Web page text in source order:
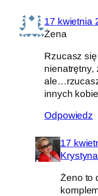
17 kwietnia
Żena
Rzucasz
nienatrętny,
innych
Odpowiedz
17
Krystyna
Żeno to